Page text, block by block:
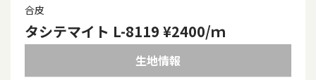
合皮
タシテマイト L-8119 ¥2400/ｍ
生地情報